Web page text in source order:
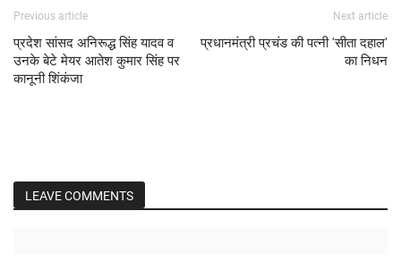
Previous article
प्रदेश सांसद अनिरूद्ध सिंह यादव व
उनके बेटे मेयर आतेश कुमार सिंह पर
कानूनी शिंकंजा
Next article
प्रधानमंत्री प्रचंड की पत्नी 'सीता दहाल'
का निधन
LEAVE COMMENTS